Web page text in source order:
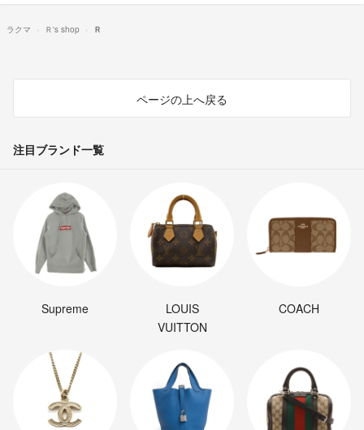
ラクマ Ｒ's shop Ｒ
ページの上へ戻る
注目ブランド一覧
Supreme
LOUIS
VUITTON
COACH